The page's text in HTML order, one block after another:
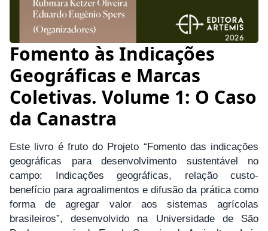
Fomento às Indicações
Geográficas e Marcas
Coletivas. Volume 1: O Caso
da Canastra
Este livro é fruto do Projeto “Fomento das indicações
geográficas para desenvolvimento sustentável no
campo: Indicações geográficas, relação custo-
benefício para agroalimentos e difusão da prática como
forma de agregar valor aos sistemas agrícolas
brasileiros”, desenvolvido na Universidade de São